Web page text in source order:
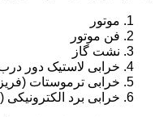
موتور
فن موتور
نشت گاز
خرابی لاستیک دور
خرابی ترموستات
خرابی برد الکترونیکی